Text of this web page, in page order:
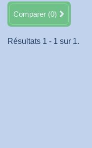
Comparer (0)
Résultats 1 - 1 sur 1.